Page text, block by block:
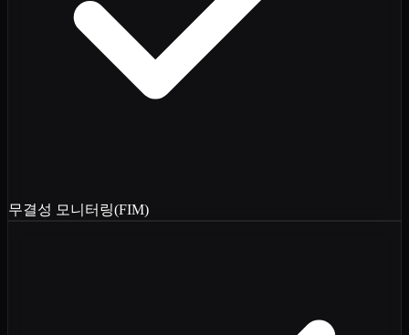
무결성 모니터링(FIM)